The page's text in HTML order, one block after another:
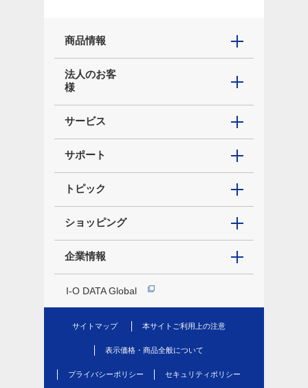
商品情報
法人のお客
様
サービス
サポート
トピック
ショッピング
企業情報
I-O DATA Global
サイトマップ 本サイトご利用上の注意
表示価格・商品全般について
プライバシーポリシー セキュリティポリシー